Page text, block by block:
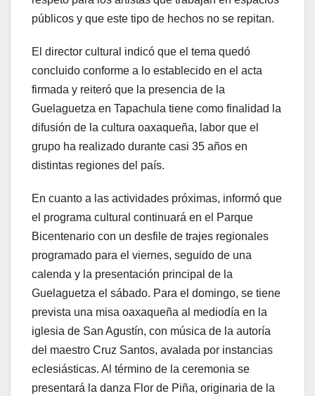
públicos y que este tipo de hechos no se repitan.
El director cultural indicó que el tema quedó
concluido conforme a lo establecido en el acta
firmada y reiteró que la presencia de la
Guelaguetza en Tapachula tiene como finalidad la
difusión de la cultura oaxaqueña, labor que el
grupo ha realizado durante casi 35 años en
distintas regiones del país.
En cuanto a las actividades próximas, informó que
el programa cultural continuará en el Parque
Bicentenario con un desfile de trajes regionales
programado para el viernes, seguido de una
calenda y la presentación principal de la
Guelaguetza el sábado. Para el domingo, se tiene
prevista una misa oaxaqueña al mediodía en la
iglesia de San Agustín, con música de la autoría
del maestro Cruz Santos, avalada por instancias
eclesiásticas. Al término de la ceremonia se
presentará la danza Flor de Piña, originaria de la